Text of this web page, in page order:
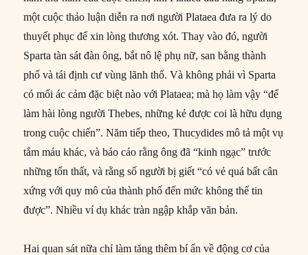
một cuộc thảo luận diễn ra nơi người Plataea đưa ra lý do
thuyết phục để xin lòng thương xót. Thay vào đó, người
Sparta tàn sát đàn ông, bắt nô lệ phụ nữ, san bằng thành
phố và tái định cư vùng lãnh thổ. Và không phải vì Sparta
có mối ác cảm đặc biệt nào với Plataea; mà họ làm vậy “để
làm hài lòng người Thebes, những kẻ được coi là hữu dụng
trong cuộc chiến”. Năm tiếp theo, Thucydides mô tả một vụ
tắm máu khác, và báo cáo rằng ông đã “kinh ngạc” trước
những tổn thất, và rằng số người bị giết “có vẻ quá bất cân
xứng với quy mô của thành phố đến mức không thể tin
được”. Nhiều ví dụ khác tràn ngập khắp văn bản.
Hai quan sát nữa chỉ làm tăng thêm bí ẩn về động cơ của